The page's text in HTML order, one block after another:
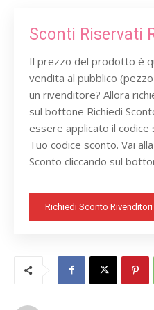
quantità
Sconti Riservati
Il prezzo del prodotto è
vendita al pubblico
un rivenditore? Allora
sul bottone Richiedi
essere applicato il codice
Tuo codice sconto. Vai
Sconto cliccando sul
Richiedi Sconto Rivenditori